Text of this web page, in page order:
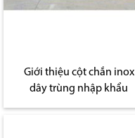
Giới thiệu cột chắn inox
dây trùng nhập khẩu